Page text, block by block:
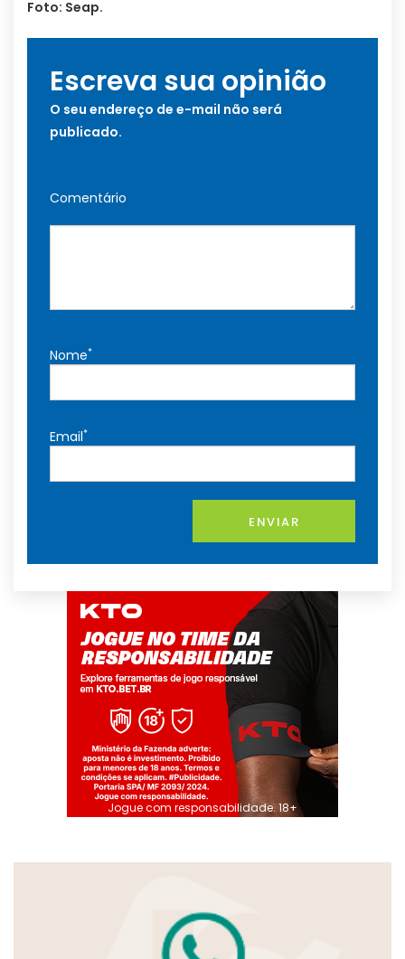
Foto: Seap.
Escreva sua opinião
O seu endereço de e-mail não será
publicado.
Comentário
Nome*
Email*
ENVIAR
Jogue com responsabilidade. 18+